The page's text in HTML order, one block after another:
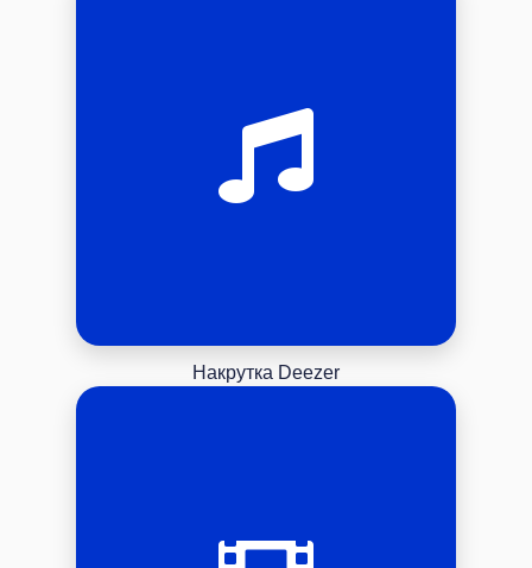
Накрутка Deezer